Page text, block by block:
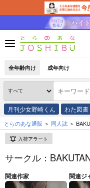
全年齢向け 成年向け
月刊少女野崎くん わた図書
とらのあな通販 同人誌
入荷アラート
サークル：
関連作家 関連ジ